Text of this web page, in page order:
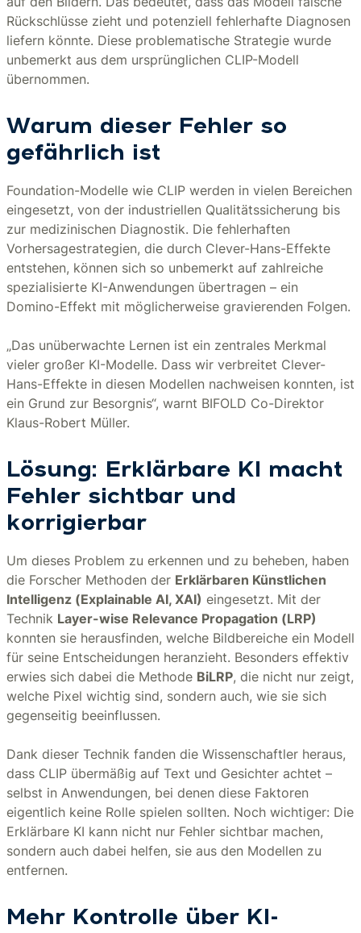
Rückschlüsse zieht und potenziell fehlerhafte Diagnosen
liefern könnte. Diese problematische Strategie wurde
unbemerkt aus dem ursprünglichen CLIP-Modell
übernommen.
Warum dieser Fehler so
gefährlich ist
Foundation-Modelle wie CLIP werden in vielen Bereichen
eingesetzt, von der industriellen Qualitätssicherung bis
zur medizinischen Diagnostik. Die fehlerhaften
Vorhersagestrategien, die durch Clever-Hans-Effekte
entstehen, können sich so unbemerkt auf zahlreiche
spezialisierte KI-Anwendungen übertragen – ein
Domino-Effekt mit möglicherweise gravierenden Folgen.
„Das unüberwachte Lernen ist ein zentrales Merkmal
vieler großer KI-Modelle. Dass wir verbreitet Clever-
Hans-Effekte in diesen Modellen nachweisen konnten, ist
ein Grund zur Besorgnis“, warnt BIFOLD Co-Direktor
Klaus-Robert Müller.
Lösung: Erklärbare KI macht
Fehler sichtbar und
korrigierbar
Um dieses Problem zu erkennen und zu beheben, haben
die Forscher Methoden der Erklärbaren Künstlichen
Intelligenz (Explainable AI, XAI) eingesetzt. Mit der
Technik Layer-wise Relevance Propagation (LRP)
konnten sie herausfinden, welche Bildbereiche ein Modell
für seine Entscheidungen heranzieht. Besonders effektiv
erwies sich dabei die Methode BiLRP, die nicht nur zeigt,
welche Pixel wichtig sind, sondern auch, wie sie sich
gegenseitig beeinflussen.
Dank dieser Technik fanden die Wissenschaftler heraus,
dass CLIP übermäßig auf Text und Gesichter achtet –
selbst in Anwendungen, bei denen diese Faktoren
eigentlich keine Rolle spielen sollten. Noch wichtiger: Die
Erklärbare KI kann nicht nur Fehler sichtbar machen,
sondern auch dabei helfen, sie aus den Modellen zu
entfernen.
Mehr Kontrolle über KI-